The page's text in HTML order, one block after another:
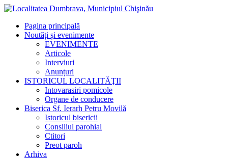
Pagina principală
Noutăți și evenimente
EVENIMENTE
Articole
Interviuri
Anunțuri
ISTORICUL LOCALITĂŢII
Intovarasiri pomicole
Organe de conducere
Biserica Sf. Ierarh Petru Movilă
Istoricul bisericii
Consiliul parohial
Ctitori
Preot paroh
Arhiva